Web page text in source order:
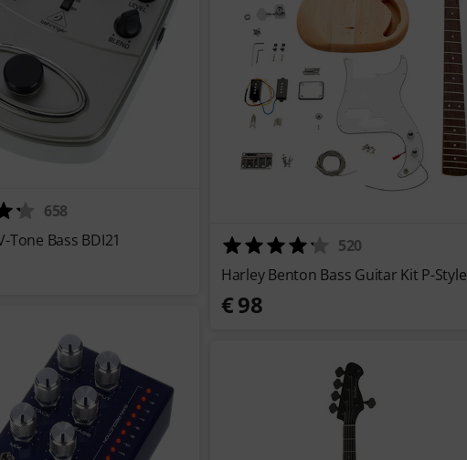
658
Tone Bass BDI21
520
Harley Benton Bass Guitar Kit P-Style
€ 98